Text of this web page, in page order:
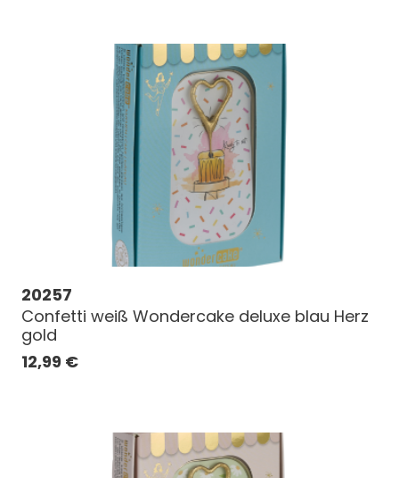
20257
Confetti weiß Wondercake deluxe blau Herz
gold
12,99 €